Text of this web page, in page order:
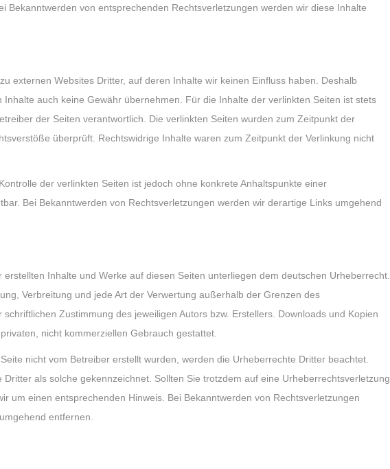
Bekanntwerden von entsprechenden Rechtsverletzungen werden wir diese Inhalte
externen Websites Dritter, auf deren Inhalte wir keinen Einfluss haben. Deshalb
Inhalte auch keine Gewähr übernehmen. Für die Inhalte der verlinkten Seiten ist stets
der Seiten verantwortlich. Die verlinkten Seiten wurden zum Zeitpunkt der
überprüft. Rechtswidrige Inhalte waren zum Zeitpunkt der Verlinkung nicht
der verlinkten Seiten ist jedoch ohne konkrete Anhaltspunkte einer
Bei Bekanntwerden von Rechtsverletzungen werden wir derartige Links umgehend
erstellten Inhalte und Werke auf diesen Seiten unterliegen dem deutschen Urheberrecht.
Verbreitung und jede Art der Verwertung außerhalb der Grenzen des
Zustimmung des jeweiligen Autors bzw. Erstellers. Downloads und Kopien
nicht kommerziellen Gebrauch gestattet.
nicht vom Betreiber erstellt wurden, werden die Urheberrechte Dritter beachtet.
als solche gekennzeichnet. Sollten Sie trotzdem auf eine Urheberrechtsverletzung
um einen entsprechenden Hinweis. Bei Bekanntwerden von Rechtsverletzungen
entfernen.